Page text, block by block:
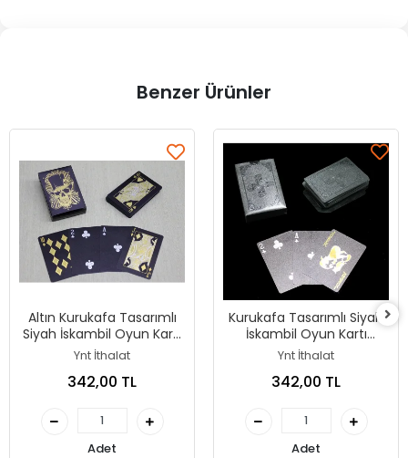
Benzer Ürünler
Altın Kurukafa Tasarımlı
Siyah İskambil Oyun Kartı
Alk4338
Ynt İthalat
342,00 TL
Adet
Kurukafa Tasarımlı Siyah
İskambil Oyun Kartı
Alk3123
Ynt İthalat
342,00 TL
Adet